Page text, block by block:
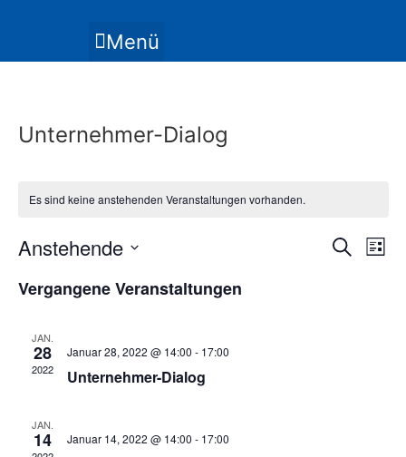
Menü
Unternehmer-Dialog
Es sind keine anstehenden Veranstaltungen vorhanden.
SucheListe
Anstehende
wählen.
Vergangene Veranstaltungen
JAN.
28
2022
Januar 28, 2022 @ 14:00 - 17:00
Unternehmer-Dialog
JAN.
14 Januar 14, 2022 @ 14:00 - 17:00